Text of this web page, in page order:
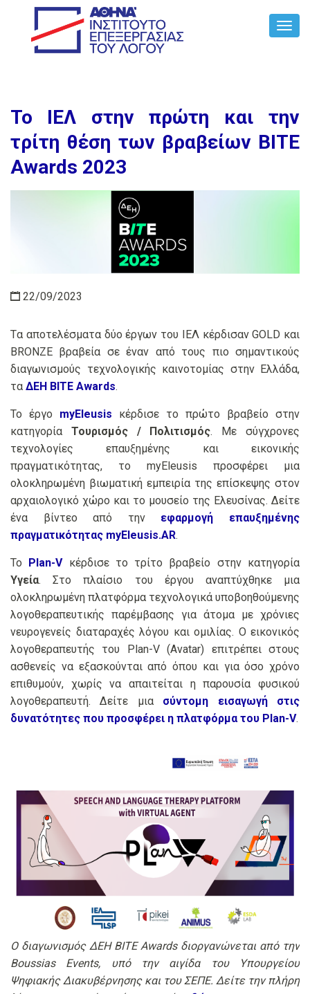
Το ΙΕΛ στην πρώτη και την
τρίτη θέση των βραβείων BITE
Awards 2023
22/09/2023
Tα αποτελέσματα δύο έργων του ΙΕΛ κέρδισαν GOLD και
BRONZE βραβεία σε έναν από τους πιο σημαντικούς
διαγωνισμούς τεχνολογικής καινοτομίας στην Ελλάδα,
τα ΔΕΗ BITE Awards.
Το έργο myEleusis κέρδισε το πρώτο βραβείο στην
κατηγορία Τουρισμός / Πολιτισμός. Με σύγχρονες
τεχνολογίες επαυξημένης και εικονικής
πραγματικότητας, το myEleusis προσφέρει μια
ολοκληρωμένη βιωματική εμπειρία της επίσκεψης στον
αρχαιολογικό χώρο και το μουσείο της Ελευσίνας. Δείτε
ένα βίντεο από την εφαρμογή επαυξημένης
πραγματικότητας myEleusis.AR.
Το Plan-Vκέρδισε το τρίτο βραβείο στην κατηγορία
Υγεία. Στο πλαίσιο του έργου αναπτύχθηκε μια
ολοκληρωμένη πλατφόρμα τεχνολογικά υποβοηθούμενης
λογοθεραπευτικής παρέμβασης για άτομα με χρόνιες
νευρογενείς διαταραχές λόγου και ομιλίας. Ο εικονικός
λογοθεραπευτής του Plan-V (Avatar) επιτρέπει στους
ασθενείς να εξασκούνται από όπου και για όσο χρόνο
επιθυμούν, χωρίς να απαιτείται η παρουσία φυσικού
λογοθεραπευτή. Δείτε μια σύντομη εισαγωγή στις
δυνατότητες που προσφέρει η πλατφόρμα του Plan-V.
Ο διαγωνισμός ΔΕΗ BITE Awards διοργανώνεται από την
Boussias Events, υπό την αιγίδα του Υπουργείου
Ψηφιακής Διακυβέρνησης και του ΣΕΠΕ. Δείτε την πλήρη